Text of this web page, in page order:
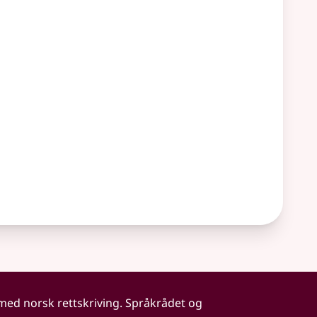
norsk rettskriving. Språkrådet og